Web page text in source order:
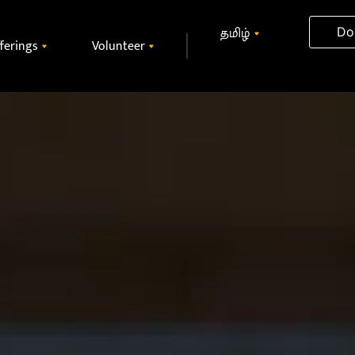
Volunteer
தமிழ்